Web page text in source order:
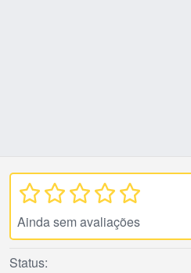
Ainda sem avaliações
Status: